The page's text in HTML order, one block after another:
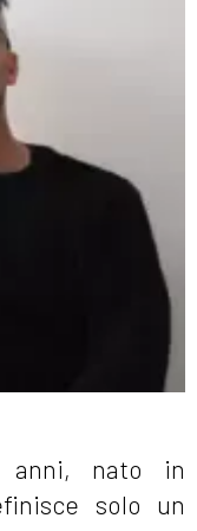
da non
emozioni
di
anni, nato in
solo un